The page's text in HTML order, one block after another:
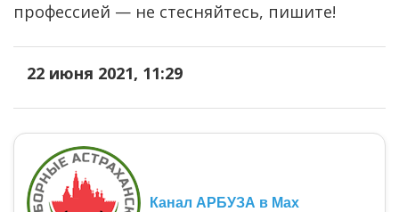
профессией — не стесняйтесь, пишите!
22 июня 2021, 11:29
Канал АРБУЗА в Max